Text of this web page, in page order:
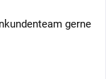
gerne